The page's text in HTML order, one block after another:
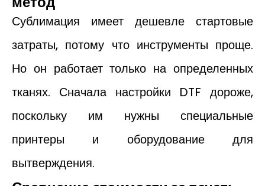
Сублимация имеет дешевле стартовые
затраты, потому что инструменты проще.
Но он работает только на определенных
тканях. Сначала настройки DTF дороже,
поскольку им нужны специальные
принтеры и оборудование для
вытверждения.